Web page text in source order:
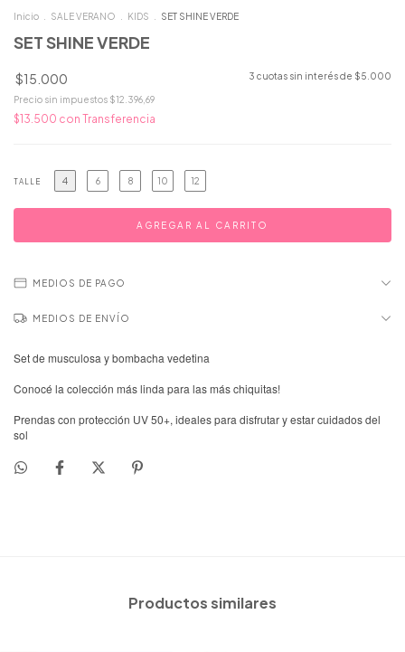
Inicio SALE VERANO KIDS SET SHINE VERDE
SET SHINE VERDE
$15.000 3 cuotas sin interés de $5.000
Precio sin impuestos $12.396,69
$13.500 con Transferencia
TALLE 4 6 8 10 12
MEDIOS DE PAGO
MEDIOS DE ENVÍO
Set de musculosa y bombacha vedetina
Conocé la colección más linda para las más chiquitas!
Prendas con protección UV 50+, ideales para disfrutar y estar cuidados del
sol
Productos similares